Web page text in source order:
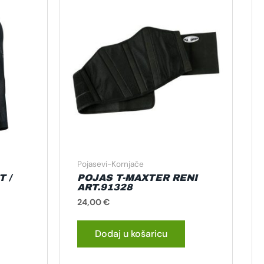
/
Pojasevi-Kornjače
POJAS T-MAXTER RENI
ART.91328
24,00€
Dodaj u košaricu